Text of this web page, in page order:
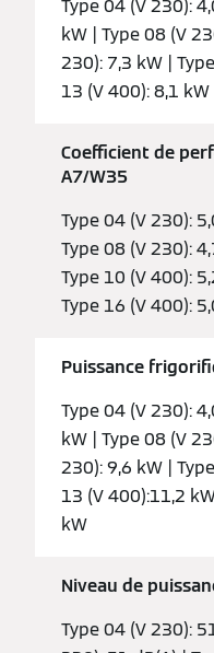
Type 04 (V 230):
kW | Type 08 (V
230): 7,3 kW |
13 (V 400): 8,1
Coefficient de
A7/W35
Type 04 (V 230):
Type 08 (V 230):
Type 10 (V 400):
Type 16 (V 400):
Puissance
Type 04 (V 230):
kW | Type 08 (V
230): 9,6 kW |
13 (V 400):11,2
kW
Niveau de
Type 04 (V 230):